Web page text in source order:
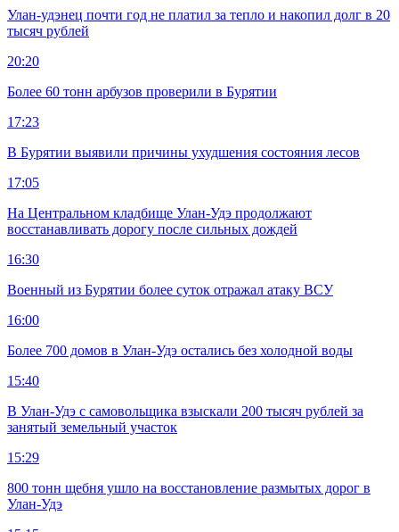
Улан-удэнец почти год не платил за тепло и накопил долг в 20
тысяч рублей
20:20
Более 60 тонн арбузов проверили в Бурятии
17:23
В Бурятии выявили причины ухудшения состояния лесов
17:05
На Центральном кладбище Улан-Удэ продолжают
восстанавливать дорогу после сильных дождей
16:30
Военный из Бурятии более суток отражал атаку ВСУ
16:00
Более 700 домов в Улан-Удэ остались без холодной воды
15:40
В Улан-Удэ с самовольщика взыскали 200 тысяч рублей за
занятый земельный участок
15:29
800 тонн щебня ушло на восстановление размытых дорог в
Улан-Удэ